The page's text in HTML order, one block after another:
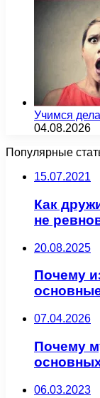
Учимся
04.08.2026
Популярные
15.07.2021
Как
не
20.08.2025
Почему
07.04.2026
Почему
06.03.2023